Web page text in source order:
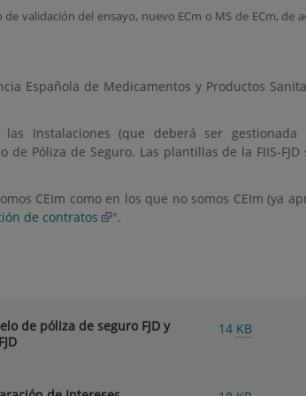
validación del ensayo, nuevo ECm o MS de ECm, de
Española de Medicamentos y Productos
Instalaciones (que deberá ser
de Póliza de Seguro. Las plantillas de la FIIS-FJD
CEIm como en los que no somos CEIm (ya
de contratos ".
de póliza de seguro FJD y
14 KB